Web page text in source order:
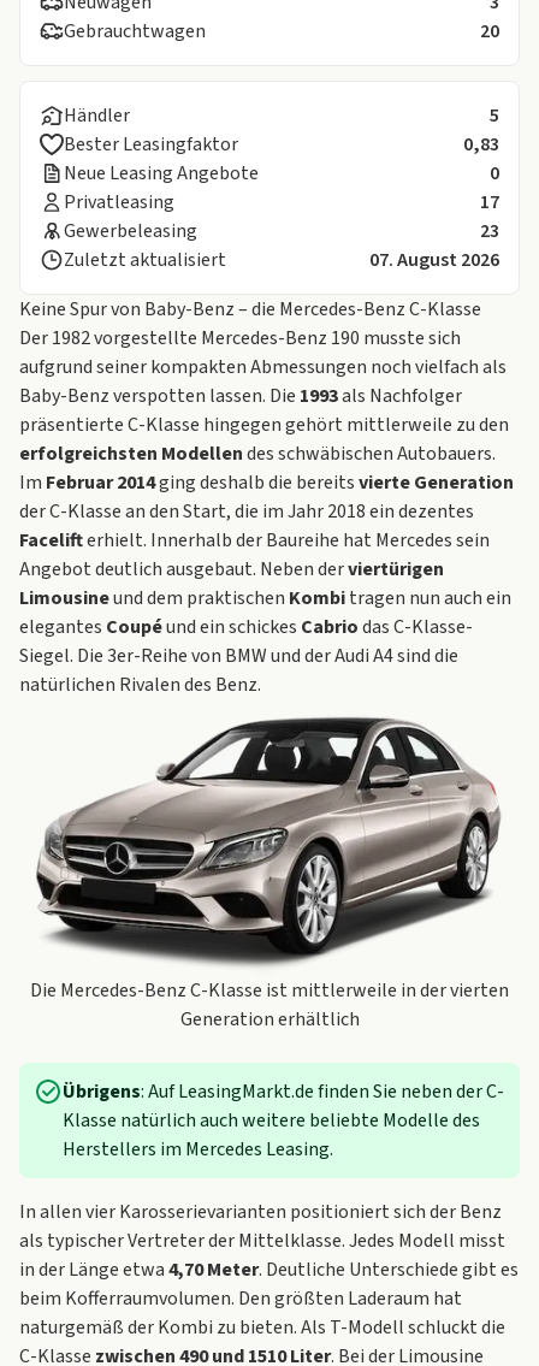
Gebrauchtwagen
20
Händler
5
Bester Leasingfaktor
0,83
Neue Leasing Angebote
0
Privatleasing
17
Gewerbeleasing
23
Zuletzt aktualisiert
07. August 2026
Keine Spur von Baby-Benz – die Mercedes-Benz C-Klasse
Der 1982 vorgestellte Mercedes-Benz 190 musste sich
aufgrund seiner kompakten Abmessungen noch vielfach als
Baby-Benz verspotten lassen. Die 1993als Nachfolger
präsentierte C-Klasse hingegen gehört mittlerweile zu den
erfolgreichsten Modellendes schwäbischen Autobauers.
Im Februar 2014ging deshalb die bereitsvierte Generation
der C-Klasse an den Start, die im Jahr 2018 ein dezentes
Facelifterhielt. Innerhalb der Baureihe hat Mercedes sein
Angebot deutlich ausgebaut. Neben derviertürigen
Limousineund dem praktischen Kombitragen nun auch ein
elegantes Coupéund ein schickes Cabriodas C-Klasse-
Siegel. Die 3er-Reihe von BMWund derAudi A4sind die
natürlichen Rivalen des Benz.
Die Mercedes-Benz C-Klasse ist mittlerweile in der vierten
Generation erhältlich
Übrigens: Auf LeasingMarkt.de finden Sie neben der C-
Klasse natürlich auch weitere beliebte Modelle des
Herstellers im Mercedes Leasing.
In allen vier Karosserievarianten positioniert sich der Benz
als typischer Vertreter der Mittelklasse. Jedes Modell misst
in der Länge etwa4,70 Meter. Deutliche Unterschiede gibt es
beim Kofferraumvolumen. Den größten Laderaum hat
naturgemäß der Kombi zu bieten. Als T-Modell schluckt die
C-Klasse zwischen 490 und 1510 Liter. Bei der Limousine